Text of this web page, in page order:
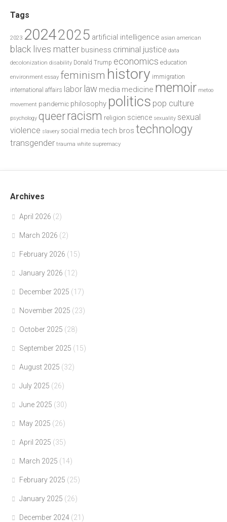
Tags
2023 20242025 artificial intelligence asian american
black lives matter business criminal justice data
decolonization disability Donald Trump economics education
environment essay feminism history immigration
international affairs labor law media medicine memoir metoo
movement pandemic philosophy politics pop culture
psychology queerracism religion science sexuality sexual
violence slavery social media tech bros technology
transgender trauma white supremacy
Archives
April 2026 (2)
March 2026 (2)
February 2026 (15)
January 2026 (12)
December 2025 (17)
November 2025 (23)
October 2025 (28)
September 2025 (15)
August 2025 (32)
July 2025 (26)
June 2025 (30)
May 2025 (26)
April 2025 (35)
March 2025 (14)
February 2025 (25)
January 2025 (26)
December 2024 (21)